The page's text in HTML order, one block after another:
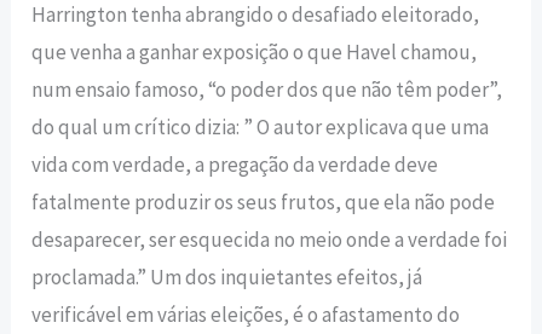
Harrington tenha abrangido o desafiado eleitorado,
que venha a ganhar exposição o que Havel chamou,
num ensaio famoso, “o poder dos que não têm poder”,
do qual um crítico dizia: ” O autor explicava que uma
vida com verdade, a pregação da verdade deve
fatalmente produzir os seus frutos, que ela não pode
desaparecer, ser esquecida no meio onde a verdade foi
proclamada.” Um dos inquietantes efeitos, já
verificável em várias eleições, é o afastamento do